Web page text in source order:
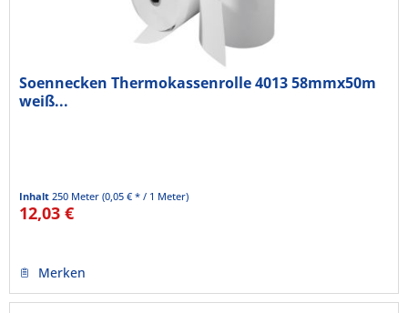
Soennecken Thermokassenrolle 4013 58mmx50m
weiß...
Inhalt250 Meter(0,05 € * / 1 Meter)
12,03 €
Merken